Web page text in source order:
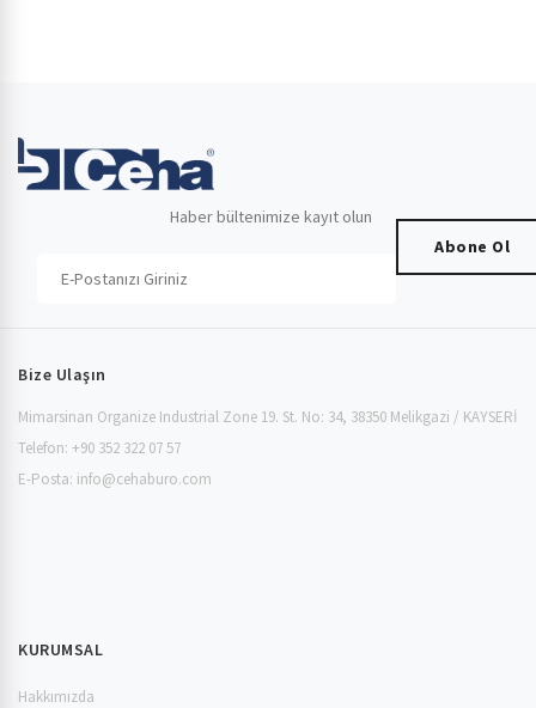
Haber bültenimize kayıt olun
Abone Ol
Bize Ulaşın
Mimarsinan Organize Industrial Zone 19. St. No: 34, 38350 Melikgazi / KAYSERİ
Telefon: +90 352 322 07 57
E-Posta: info@cehaburo.com
KURUMSAL
Hakkımızda